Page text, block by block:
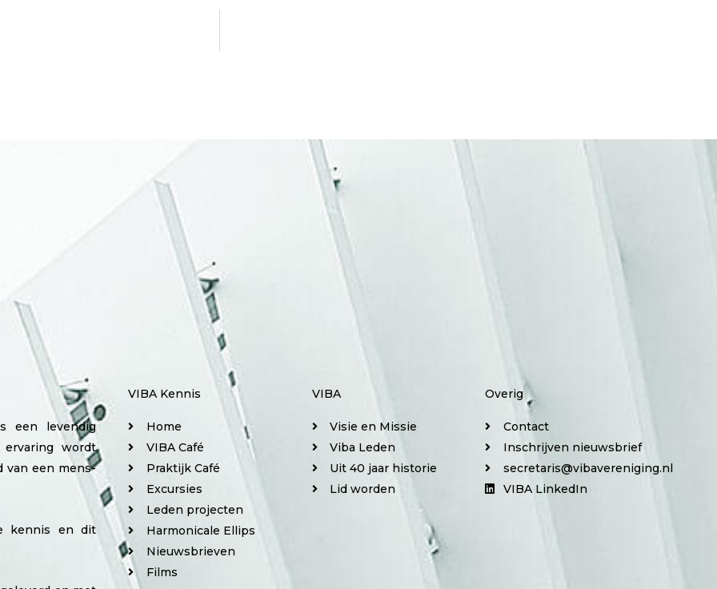
een levendig
ervaring wordt
van een mens-
kennis en dit
VIBA Kennis
Home
VIBA Café
Praktijk Café
Excursies
Leden projecten
Harmonicale Ellips
Nieuwsbrieven
Films
VIBA
Visie en Missie
Viba Leden
Uit 40 jaar historie
Lid worden
Overig
Contact
Inschrijven nieuwsbrief
secretaris@vibavereniging.nl
VIBA LinkedIn